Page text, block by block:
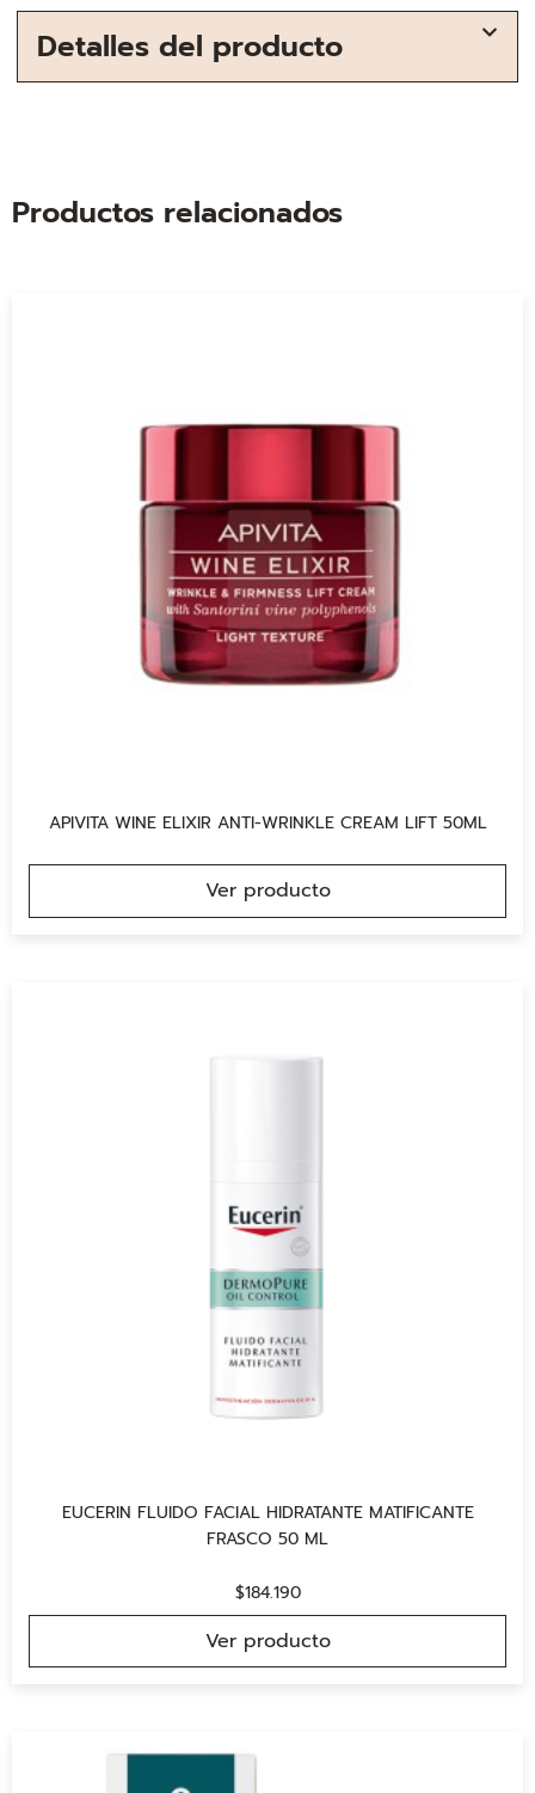
Detalles del producto
Productos relacionados
APIVITA WINE ELIXIR ANTI-WRINKLE CREAM LIFT 50ML
Ver producto
EUCERIN FLUIDO FACIAL HIDRATANTE MATIFICANTE
FRASCO 50 ML
$184.190
Ver producto